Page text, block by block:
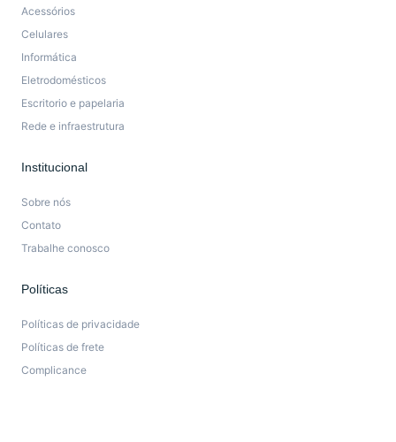
Acessórios
Celulares
Informática
Eletrodomésticos
Escritorio e papelaria
Rede e infraestrutura
Institucional
Sobre nós
Contato
Trabalhe conosco
Políticas
Políticas de privacidade
Políticas de frete
Complicance